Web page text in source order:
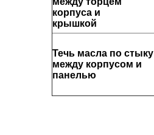
корпуса и
крышкой
Течь масла по стыку
между корпусом и
панелью